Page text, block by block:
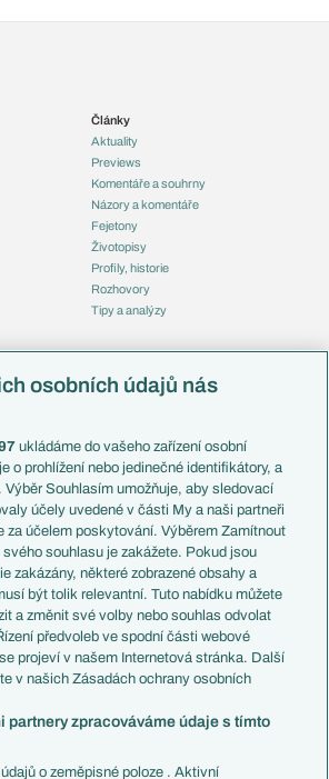
Články
Aktuality
Previews
Komentáře a souhrny
Názory a komentáře
Fejetony
Životopisy
Profily, historie
Rozhovory
Tipy a analýzy
Česko
Francie
Itálie
Německo
Španělsko
Argentina
Brazílie
Přestupy
Zápasy
Livescore
Tipovací soutěž
osobních údajů nás
ukládáme do vašeho zařízení osobní
o prohlížení nebo jedinečné identifikátory, a
Výběr Souhlasím umožňuje, aby sledovací
účely uvedené v části My a naši partneři
za účelem poskytování. Výběrem Zamítnout
souhlasu je zakážete. Pokud jsou
zakázány, některé zobrazené obsahy a
být tolik relevantní. Tuto nabídku můžete
a změnit své volby nebo souhlas odvolat
předvoleb ve spodní části webové
projeví v našem Internetová stránka. Další
v našich Zásadách ochrany osobních
partnery zpracováváme údaje s tímto
o zeměpisné poloze . Aktivní